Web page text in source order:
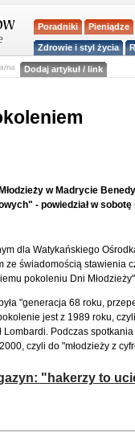
Poradniki Pieniądze
Zdrowie i styl życia
Dodaj artykuł / link
w Madrycie
- powiedział w
dla Watykańskiego
ze świadomością stawienia
pokoleniu Dni
"generacja 68 roku,
jest z 1989 roku,
Lombardi. Podczas
czyli do "młodzieży z
"hakerzy to